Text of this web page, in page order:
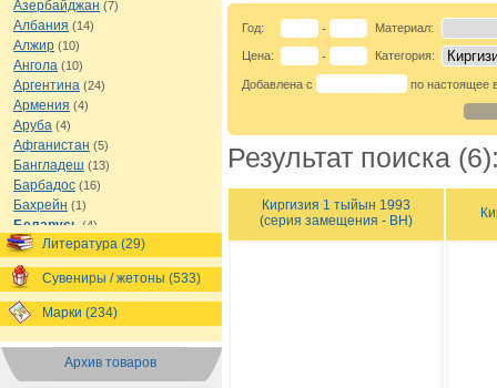
Азербайджан (7)
Албания (14)
Алжир (10)
Ангола (10)
Аргентина (24)
Армения (4)
Аруба (4)
Афганистан (5)
Бангладеш (13)
Барбадос (16)
Бахрейн (1)
Беларусь (4)
Белиз(8)
Бельгия(16)
Бермуды(1)
Болгария(13)
Боливия(12)
Босния и Герцеговина(7)
Ботсвана(7)
Бразилия(21)
Литература (29)
Сувениры / жетоны (533)
Марки (234)
Архив товаров
Год: - Материал:
Цена: - Категория:
Добавлена с по настоящее
Результат поиска
Киргизия 1 тыйын 1993
(серия замещения - BH)